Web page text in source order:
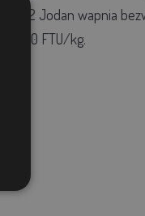
Jodan wapnia
FTU/kg.